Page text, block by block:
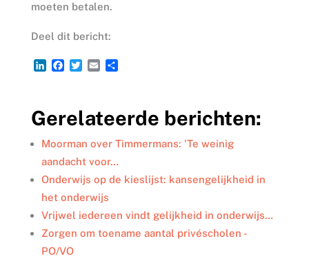
moeten betalen.
Deel dit bericht:
L
e
d
I
n
F
b
o
o
k
T
t
e
r
E
l
D
n
Gerelateerde berichten:
Moorman over Timmermans: 'Te weinig
aandacht voor…
Onderwijs op de kieslijst: kansengelijkheid in
het onderwijs
Vrijwel iedereen vindt gelijkheid in onderwijs…
Zorgen om toename aantal privéscholen -
PO/VO